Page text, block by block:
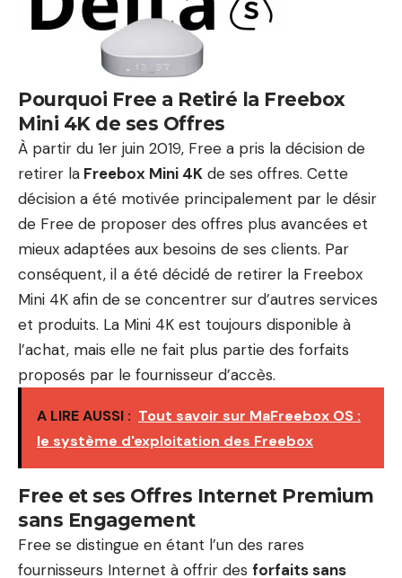
Pourquoi Free a Retiré la Freebox
Mini 4K de ses Offres
À partir du 1er juin 2019, Free a pris la décision de
retirer la Freebox Mini 4K de ses offres. Cette
décision a été motivée principalement par le désir
de Free de proposer des offres plus avancées et
mieux adaptées aux besoins de ses clients. Par
conséquent, il a été décidé de retirer la Freebox
Mini 4K afin de se concentrer sur d’autres services
et produits. La Mini 4K est toujours disponible à
l’achat, mais elle ne fait plus partie des forfaits
proposés par le fournisseur d’accès.
A LIRE AUSSI : Tout savoir sur MaFreebox OS :
le système d'exploitation des Freebox
Free et ses Offres Internet Premium
sans Engagement
Free se distingue en étant l’un des rares
fournisseurs Internet à offrir des forfaits sans